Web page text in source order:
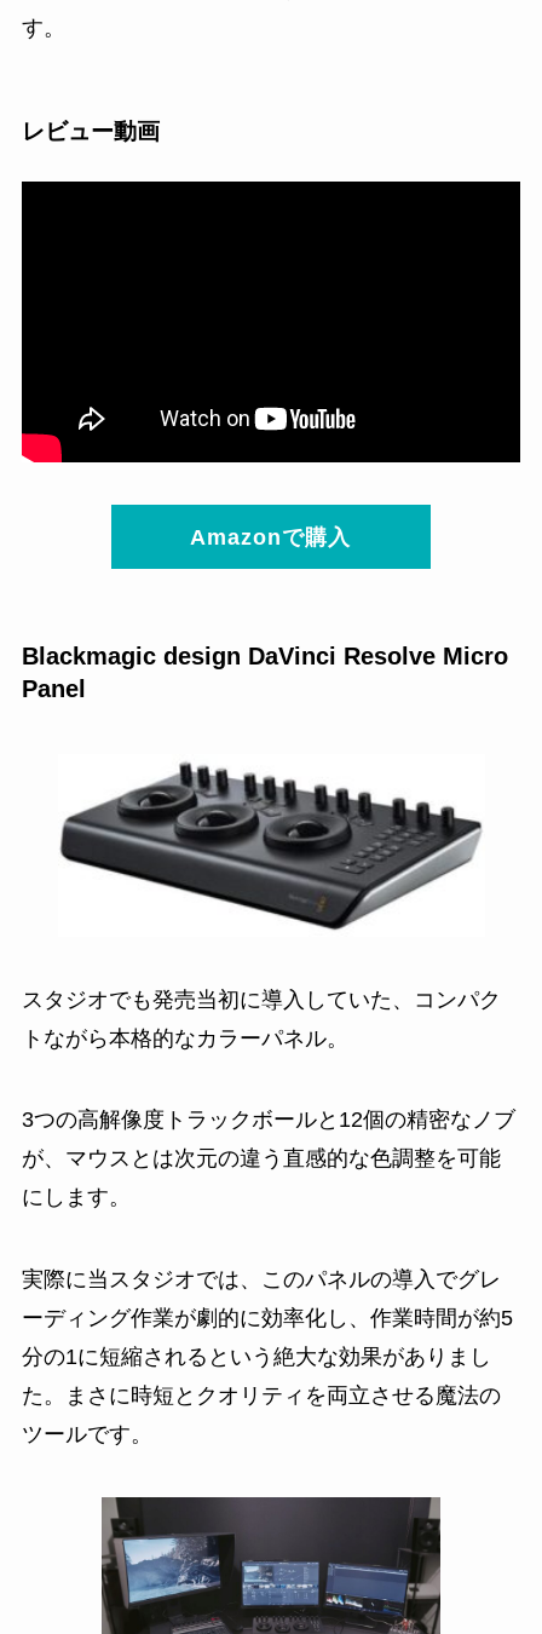
す。
レビュー動画
Amazonで購入
Blackmagic design DaVinci Resolve Micro
Panel
スタジオでも発売当初に導入していた、コンパク
トながら本格的なカラーパネル。
3つの高解像度トラックボールと12個の精密なノブ
が、マウスとは次元の違う直感的な色調整を可能
にします。
実際に当スタジオでは、このパネルの導入でグレ
ーディング作業が劇的に効率化し、作業時間が約5
分の1に短縮されるという絶大な効果がありまし
た。まさに時短とクオリティを両立させる魔法の
ツールです。